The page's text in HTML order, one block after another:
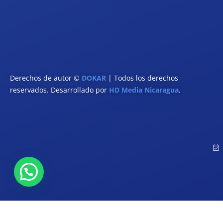
Derechos de autor © DOKAR | Todos los derechos
reservados. Desarrollado por HD Media Nicaragua.